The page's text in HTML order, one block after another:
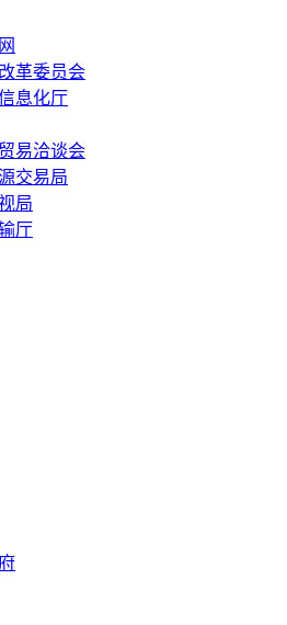
革委员会
息化厅
易洽谈会
交易局
局
厅